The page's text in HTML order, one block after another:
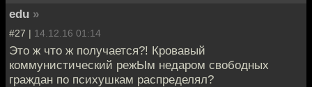
edu »
#27 | 14.12.16 01:14
Это ж что ж получается?! Кровавый
коммунистический режЫм недаром свободных
граждан по психушкам распределял?